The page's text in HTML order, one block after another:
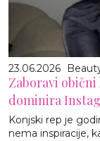
23.06.2026
Zaboravi
dominira
Konjski rep je
nema inspiracije,